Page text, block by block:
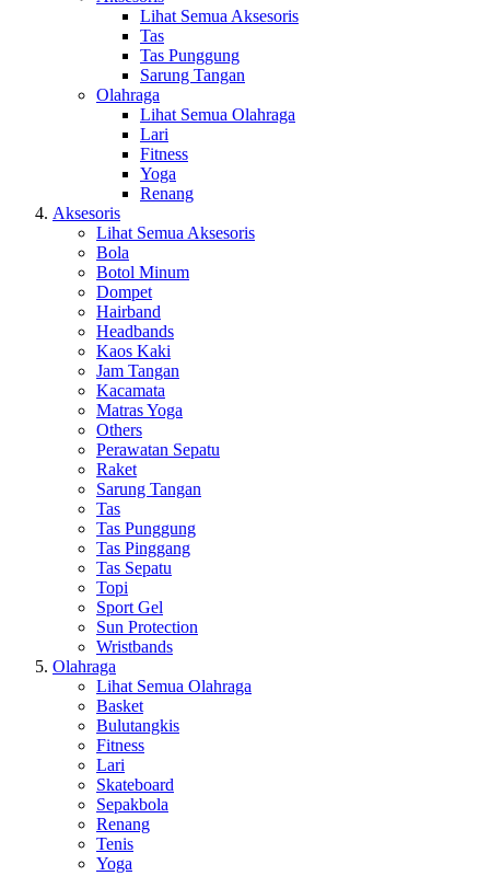
Lihat Semua Aksesoris
Tas
Tas Punggung
Sarung Tangan
Olahraga
Lihat Semua Olahraga
Lari
Fitness
Yoga
Renang
Aksesoris
Lihat Semua Aksesoris
Bola
Botol Minum
Dompet
Hairband
Headbands
Kaos Kaki
Jam Tangan
Kacamata
Matras Yoga
Others
Perawatan Sepatu
Raket
Sarung Tangan
Tas
Tas Punggung
Tas Pinggang
Tas Sepatu
Topi
Sport Gel
Sun Protection
Wristbands
Olahraga
Lihat Semua Olahraga
Basket
Bulutangkis
Fitness
Lari
Skateboard
Sepakbola
Renang
Tenis
Yoga